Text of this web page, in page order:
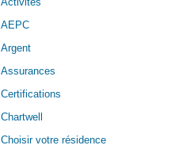
AEPC
Argent
Assurances
Certifications
Chartwell
Choisir votre résidence